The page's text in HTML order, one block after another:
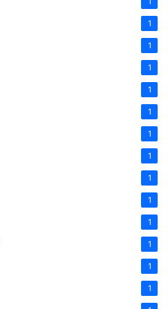
1
1
1
1
1
1
1
1
1
1
1
1
1